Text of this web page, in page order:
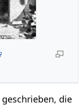
geschrieben, die